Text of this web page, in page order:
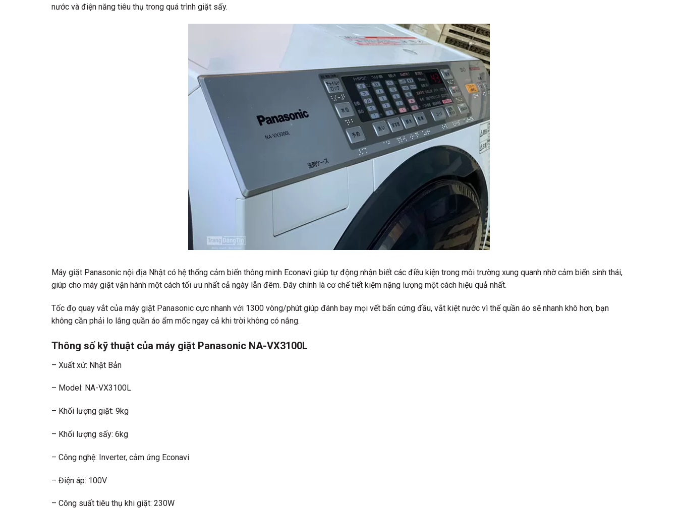
nước và điện năng tiêu thụ trong quá trình giặt sấy.
Máy giặt Panasonic nội địa Nhật có hệ thống cảm biến thông minh Econavi giúp tự động nhận biết các điều kiện trong môi trường xung quanh nhờ cảm biến sinh thái,
giúp cho máy giặt vận hành một cách tối ưu nhất cả ngày lẫn đêm. Đây chính là cơ chế tiết kiệm nặng lượng một cách hiệu quả nhất.
Tốc đọ quay vắt của máy giặt Panasonic cực nhanh với 1300 vòng/phút giúp đánh bay mọi vết bẩn cứng đầu, vắt kiệt nước vì thế quần áo sẽ nhanh khô hơn, bạn
không cần phải lo lắng quần áo ẩm mốc ngay cả khi trời không có nắng.
Thông số kỹ thuật của máy giặt Panasonic NA-VX3100L
– Xuất xứ: Nhật Bản
– Model: NA-VX3100L
– Khối lượng giặt: 9kg
– Khối lượng sấy: 6kg
– Công nghệ: Inverter, cảm ứng Econavi
– Điện áp: 100V
– Công suất tiêu thụ khi giặt: 230W